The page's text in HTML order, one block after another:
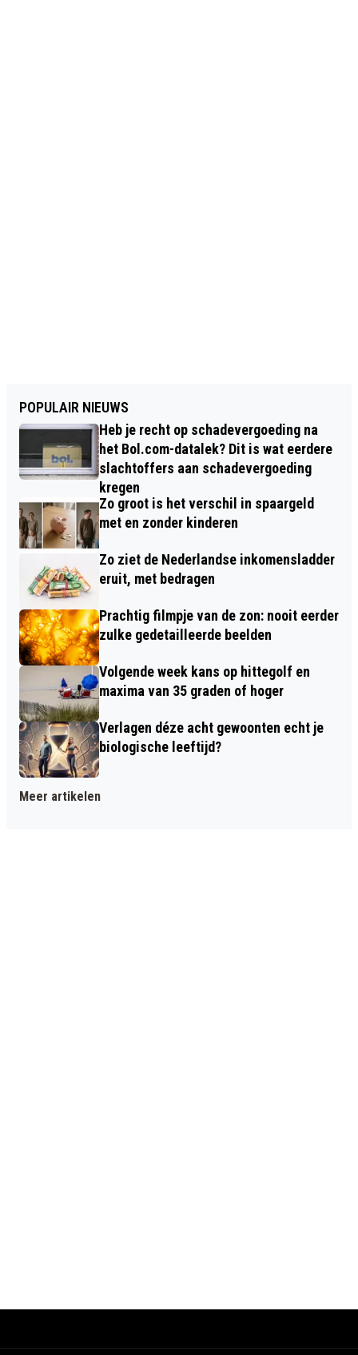
POPULAIR NIEUWS
Heb je recht op schadevergoeding na
het Bol.com-datalek? Dit is wat eerdere
slachtoffers aan schadevergoeding
kregen
Zo groot is het verschil in spaargeld
met en zonder kinderen
Zo ziet de Nederlandse inkomensladder
eruit, met bedragen
Prachtig filmpje van de zon: nooit eerder
zulke gedetailleerde beelden
Volgende week kans op hittegolf en
maxima van 35 graden of hoger
Verlagen déze acht gewoonten echt je
biologische leeftijd?
Meer artikelen